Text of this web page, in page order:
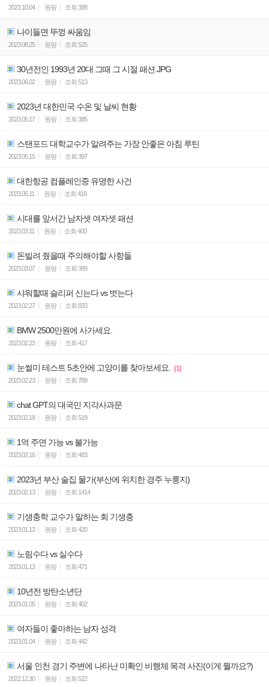
2023.10.04 원팡 조회 388
나이들면 뚜껑 싸움임
2023.08.25 원팡 조회 525
30년전인 1993년 20대 그때 그 시절 패션.JPG
2023.06.02 원팡 조회 513
2023년 대한민국 수온 및 날씨 현황
2023.05.17 원팡 조회 385
스탠포드 대학교수가 알려주는 가장 안좋은 아침 루틴
2023.05.15 원팡 조회 397
대한항공 컴플레인중 유명한 사건
2023.05.11 원팡 조회 418
시대를 앞서간 남자셋 여자셋 패션
2023.03.11 원팡 조회 400
돈빌려 줬을때 주의해야할 사항들
2023.03.07 원팡 조회 389
샤워할때 슬리퍼 신는다 vs 벗는다
2023.02.27 원팡 조회 833
BMW 2500만원에 사가세요.
2023.02.23 원팡 조회 417
눈썰미 테스트 5초안에 고양이를 찾아보세요.
[1]
2023.02.23
원팡 조회 789
chat GPT의 대국민 지각사과문
2023.02.18 원팡 조회 519
1억 주면 가능 vs 불가능
2023.02.16 원팡 조회 483
2023년 부산 술집 물가(부산에 위치한 경주 누룽지)
2023.02.13 원팡 조회 1414
기생충학 교수가 말하는 회 기생충
2023.01.13 원팡 조회 420
노림수다 vs 실수다
2023.01.13 원팡 조회 471
10년전 방탄소년단
2023.01.05 원팡 조회 402
여자들이 좋아하는 남자 성격
2023.01.04 원팡 조회 442
서울 인천 경기 주변에 나타난 미확인 비행체 목격 사진(이게 뭘까요?)
2022.12.30 원팡 조회 522